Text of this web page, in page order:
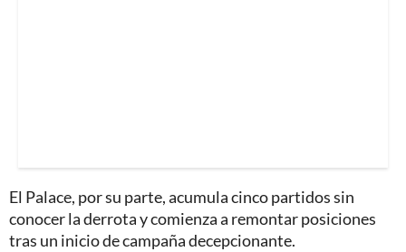
El Palace, por su parte, acumula cinco partidos sin
conocer la derrota y comienza a remontar posiciones
tras un inicio de campaña decepcionante.